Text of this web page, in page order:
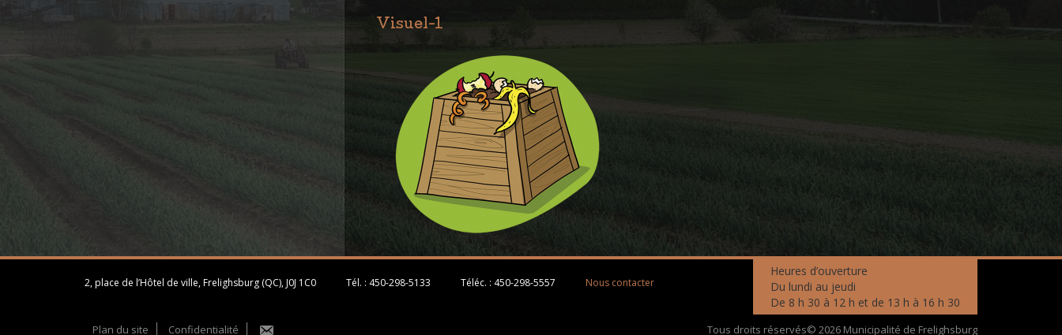
Visuel-1
2, place de l’Hôtel de ville, Frelighsburg (QC), J0J 1C0 Tél. : 450-298-5133 Téléc. : 450-298-5557 Nous contacter
Heures d’ouverture
Du lundi au jeudi
De 8 h 30 à 12 h et de 13 h à 16 h 30
Plan du site Confidentialité Tous droits réservés© 2026 Municipalité de Frelighsburg